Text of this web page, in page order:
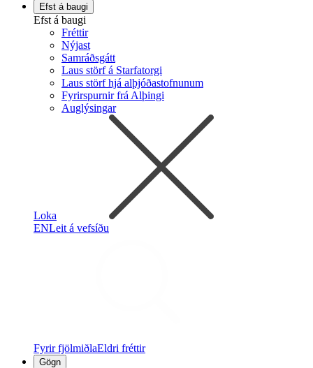
Efst á baugi
Efst á baugi
Fréttir
Nýjast
Samráðsgátt
Laus störf á Starfatorgi
Laus störf hjá alþjóðastofnunum
Fyrirspurnir frá Alþingi
Auglýsingar
Loka
ENLeit á vefsíðu
Fyrir fjölmiðlaEldri fréttir
Gögn